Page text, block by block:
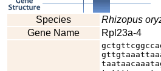
Species
Rhizopus
Gene Name
Rpl23a-4